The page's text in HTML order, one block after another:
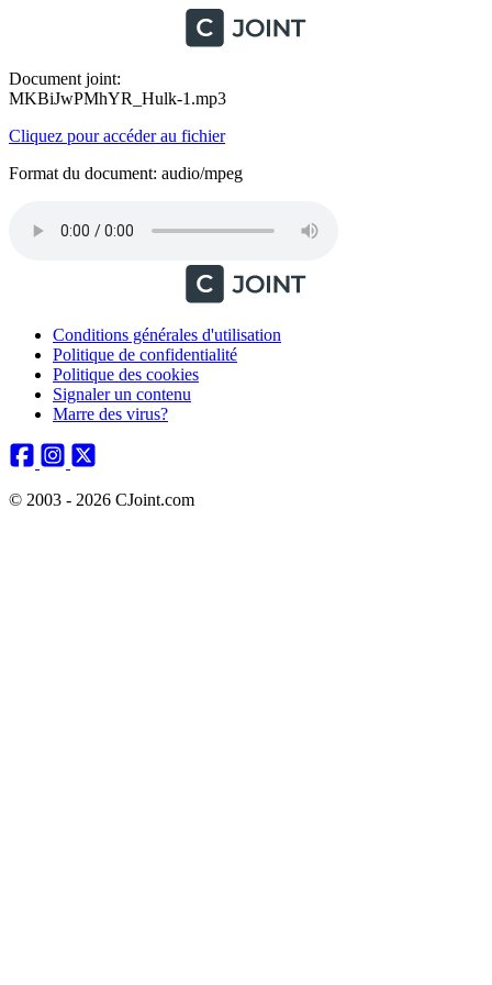
Document joint:
MKBiJwPMhYR_Hulk-1.mp3
Cliquez pour accéder au fichier
Format du document: audio/mpeg
Conditions générales d'utilisation
Politique de confidentialité
Politique des cookies
Signaler un contenu
Marre des virus?
© 2003 - 2026 CJoint.com